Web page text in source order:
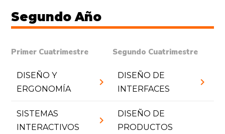
Segundo Año
Primer Cuatrimestre
DISEÑO Y
ERGONOMÍA
chevron_right
SISTEMAS
INTERACTIVOS
chevron_right
Segundo Cuatrimestre
DISEÑO DE
INTERFACES
chevron_right
DISEÑO DE
PRODUCTOS